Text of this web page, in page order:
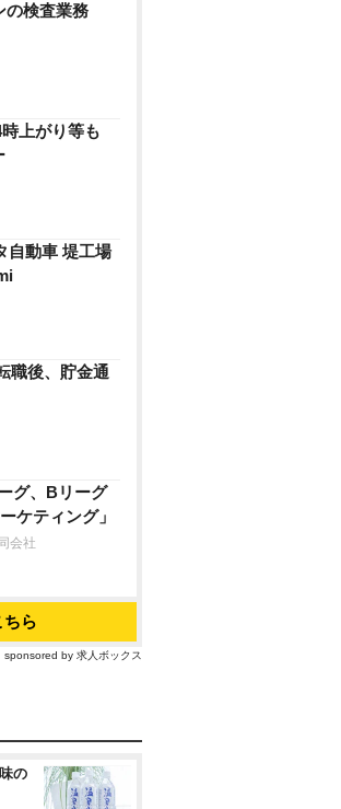
の検査業務
上がり等も
自動車 堤工場
職後、貯金通
グ、Bリーグ
ケティング」
会社
ちら
sponsored by 求人ボックス
の